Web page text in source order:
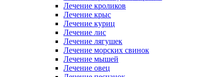
Лечение кроликов
Лечение крыс
Лечение куриц
Лечение лис
Лечение лягушек
Лечение морских свинок
Лечение мышей
Лечение овец